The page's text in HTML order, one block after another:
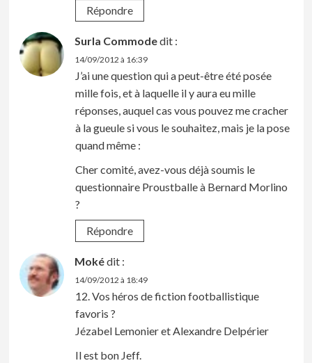
Répondre
Surla Commodedit :
14/09/2012 à 16:39
J’ai une question qui a peut-être été posée
mille fois, et à laquelle il y aura eu mille
réponses, auquel cas vous pouvez me cracher
à la gueule si vous le souhaitez, mais je la pose
quand même :
Cher comité, avez-vous déjà soumis le
questionnaire Proustballe à Bernard Morlino
?
Répondre
Mokédit :
14/09/2012 à 18:49
12. Vos héros de fiction footballistique
favoris ?
Jézabel Lemonier et Alexandre Delpérier
Il est bon Jeff.